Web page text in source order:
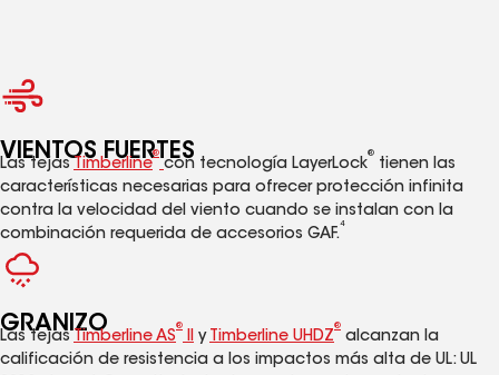
VIENTOS FUERTES
Las tejas Timberline
®
con tecnología LayerLock
®
tienen las
características necesarias para ofrecer protección infinita
contra la velocidad del viento cuando se instalan con la
combinación requerida de accesorios GAF.
4
GRANIZO
Las tejas Timberline AS
®
II y Timberline UHDZ
®
alcanzan la
calificación de resistencia a los impactos más alta de UL: UL